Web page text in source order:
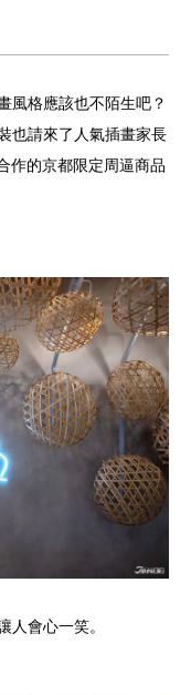
風格應該也不陌生吧？
也請來了人氣插畫家長
作的京都限定周逼商品
人會心一笑。